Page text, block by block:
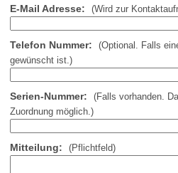
E-Mail Adresse: (Wird zur
Telefon Nummer:
(Optional. Falls
gewünscht ist.)
Serien-Nummer:
(Falls vorhanden.
Zuordnung möglich.)
Mitteilung: (Pflichtfeld)